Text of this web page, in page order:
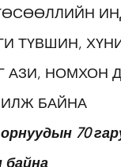
ТҮВШИН,
АЗИ,
БАЙНА
70
байна